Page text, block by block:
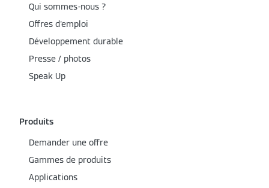
Qui sommes-nous ?
Offres d'emploi
Développement durable
Presse / photos
Speak Up
Produits
Demander une offre
Gammes de produits
Applications